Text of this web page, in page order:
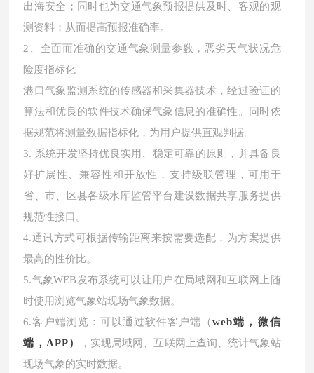
出海安全；同时也为交通气象预报提供及时、客观的观
测资料；从而提高预报准确率。
2、全面而准确的交通气象测量参数，恶劣天气状况危
险度指标化
港口气象监测系统的传感器和采集器技术，经过验证的
算法和优良的软件技术确保气象信息的准确性。同时依
据规范将测量数据指标化，为用户提供直观判据。
3. 系统开发坚持优良实用、稳定可靠的原则，并具备良
好扩展性、兼容性和开放性，支持级联管理，可用于
省、市、区县各级水库监管平台建设数据共享服务提供
规范性接口。
4.通讯方式可根据传输距离来按需要选配，为方案提供
最高的性价比。
5.气象WEB发布系统可以让用户在局域网和互联网上随
时使用浏览气象站现场气象数据。
6.客户端浏览：可以通过软件客户端（web端，微信
端，APP）
，实现局域网、互联网上查询、统计气象站
现场气象的实时数据。